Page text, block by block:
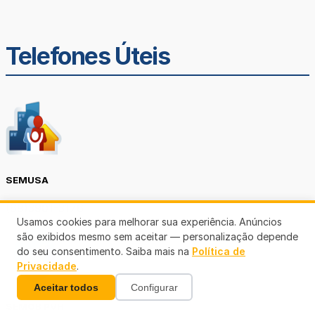
Telefones Úteis
SEMUSA
(69)3901-3176
Usamos cookies para melhorar sua experiência. Anúncios
são exibidos mesmo sem aceitar — personalização depende
do seu consentimento. Saiba mais na Política de
Privacidade.
Aceitar todos Configurar